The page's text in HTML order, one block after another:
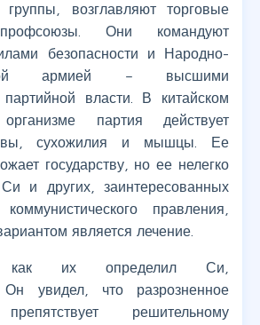
возглавляют торговые
Они командуют
безопасности и Народно-
армией – высшими
партийной власти. В китайском
организме партия действует
сухожилия и мышцы. Ее
государству, но ее нелегко
и других, заинтересованных
правления,
является лечение.
как их определил Си,
Он увидел, что разрозненное
решительному